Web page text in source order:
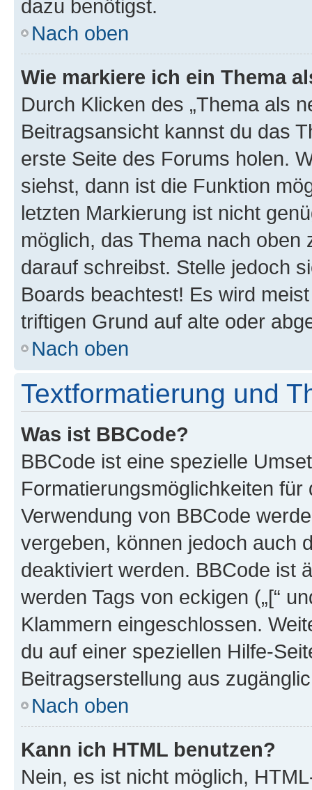
dazu benötigst.
Nach oben
Wie markiere ich ein Thema
Durch Klicken des „Thema als
Beitragsansicht kannst du das
erste Seite des Forums holen.
siehst, dann ist die Funktion
letzten Markierung ist nicht
möglich, das Thema nach oben
darauf schreibst. Stelle jedoch
Boards beachtest! Es wird
triftigen Grund auf alte oder
Nach oben
Textformatierung und
Was ist BBCode?
BBCode ist eine spezielle
Formatierungsmöglichkeiten
Verwendung von BBCode
vergeben, können jedoch auch
deaktiviert werden. BBCode ist
werden Tags von eckigen („[“
Klammern eingeschlossen.
du auf einer speziellen Hilfe-
Beitragserstellung aus
Nach oben
Kann ich HTML benutzen?
Nein, es ist nicht möglich,